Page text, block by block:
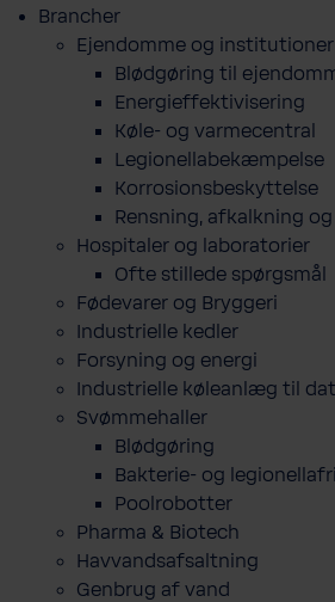
Brancher
Ejendomme og institutioner
Blødgøring til
Energieffektivisering
Køle- og varmecentral
Legionellabekæmpelse
Korrosionsbeskyttelse
Rensning, afkalkning
Hospitaler og laboratorier
Ofte stillede spørgsmål
Fødevarer og Bryggeri
Industrielle kedler
Forsyning og energi
Industrielle køleanlæg til
Svømmehaller
Blødgøring
Bakterie- og
Poolrobotter
Pharma & Biotech
Havvandsafsaltning
Genbrug af vand